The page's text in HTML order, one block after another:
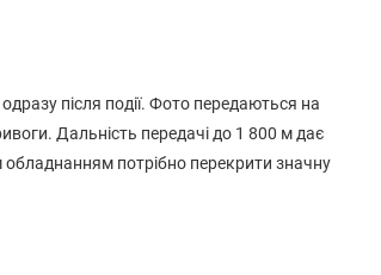
після події. Фото передаються на
Дальність передачі до 1 800 м дає
потрібно перекрити значну